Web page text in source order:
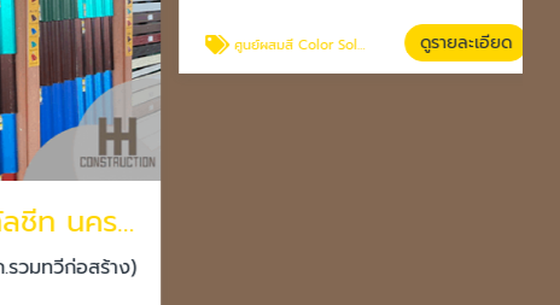
โรงงานผลิตเมทัลชีท นครราชสีมา
มทวีก่อสร้าง)
ศูนย์ผสมสี Color Solutions Dulux โคราช ดูรายละเอียด